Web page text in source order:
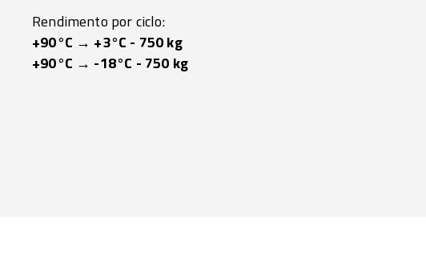
Rendimento por ciclo:
+90°C → +3°C - 750 kg
+90°C → -18°C - 750 kg